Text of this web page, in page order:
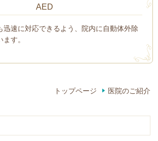
AED
迅速に対応できるよう、院内に自動体外除
す。
トップページ 医院のご紹介